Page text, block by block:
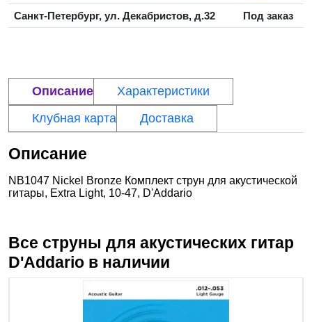
Санкт-Петербург, ул. Декабристов, д.32
Под заказ
Описание
Характеристики
Клубная карта
Доставка
Описание
NB1047 Nickel Bronze Комплект струн для акустической
гитары, Extra Light, 10-47, D'Addario
Все струны для акустических гитар
D'Addario в наличии